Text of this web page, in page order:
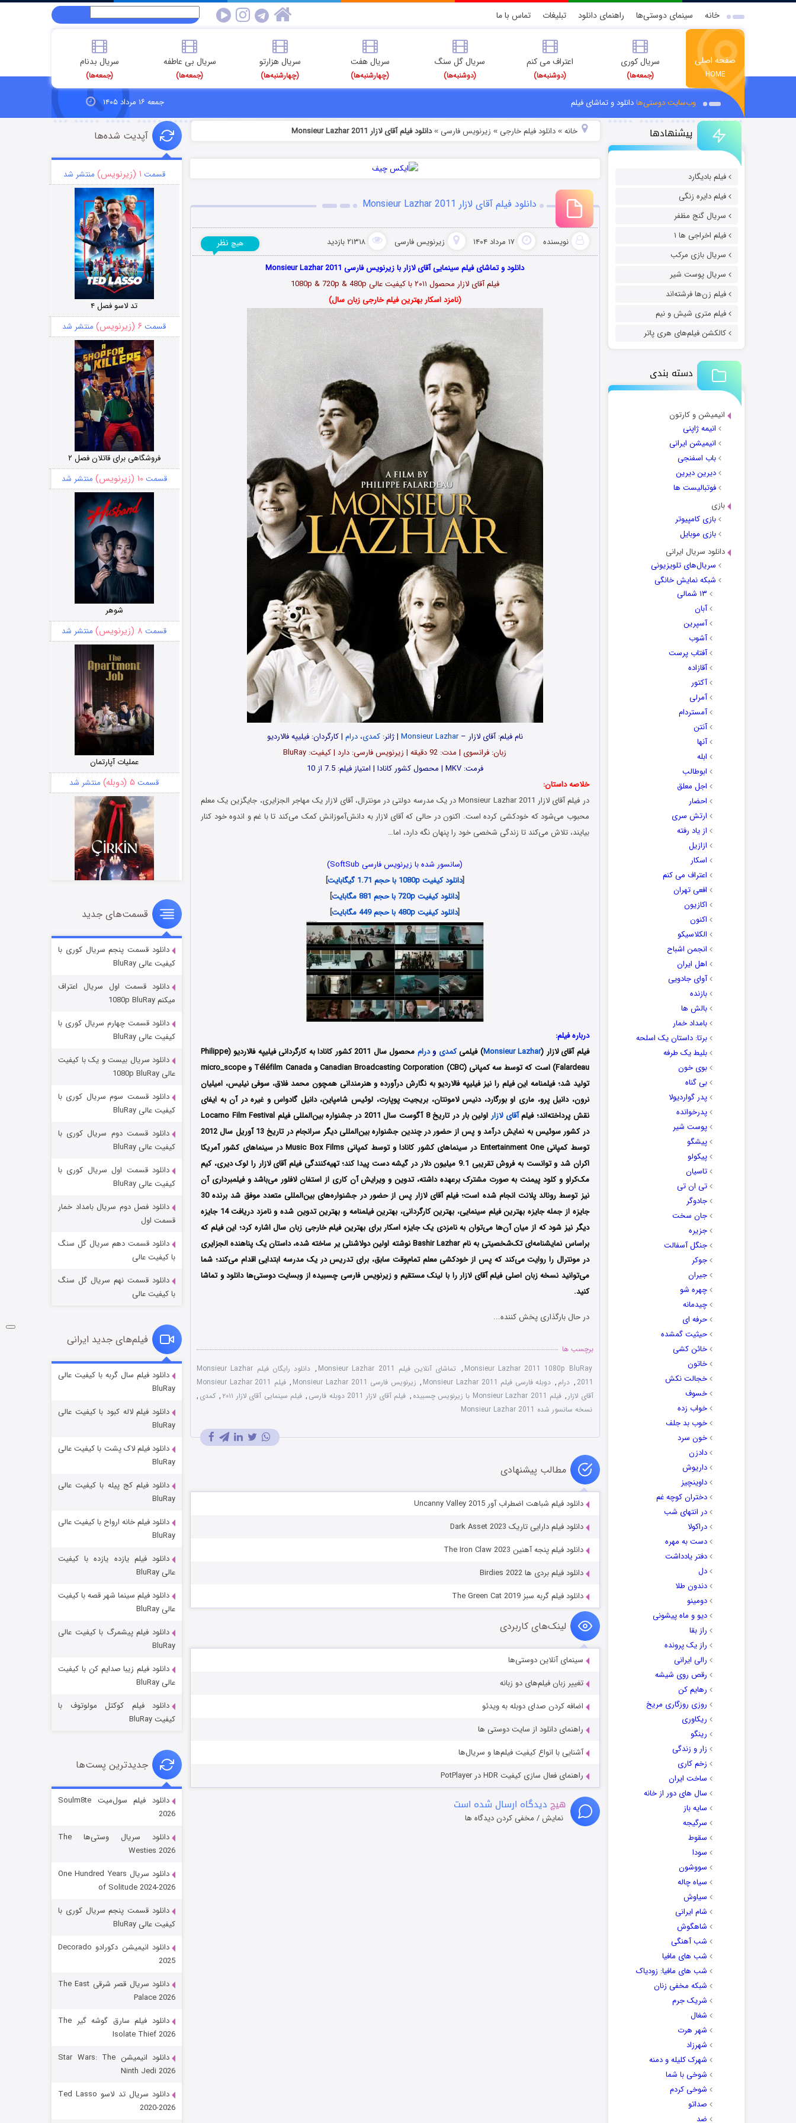
خانه سینمای دوستی‌ها راهنمای دانلود تبلیغات تماس با ما
صفحه اصلی
HOME
سریال کوری
(جمعه‌ها)
اعتراف می کنم
(دوشنبه‌ها)
سریال گل سنگ
(دوشنبه‌ها)
سریال هفت
(چهارشنبه‌ها)
سریال هزارتو
(چهارشنبه‌ها)
سریال بی عاطفه
(جمعه‌ها)
سریال بدنام
(جمعه‌ها)
وب‌سایت دوستی‌هادانلود و تماشای فیلم جمعه ۱۶ مرداد ۱۴۰۵
پیشنهادها
فیلم بادیگارد
فیلم دایره زنگی
سریال گنج مظفر
فیلم اخراجی ها ۱
سریال بازی مرکب
سریال پوست شیر
فیلم زن‌ها فرشته‌اند
فیلم متری شیش و نیم
کالکشن فیلم‌های هری پاتر
دسته بندی
انیمیشن و کارتون
انیمه ژاپنی
انیمیشن ایرانی
باب اسفنجی
دیرین دیرین
فوتبالیست ها
بازی
بازی کامپیوتر
بازی موبایل
دانلود سریال ایرانی
سریال‌های تلویزیونی
شبکه نمایش خانگی
۱۳ شمالی
آبان
آسپرین
آشوب
آفتاب پرست
آقازاده
آکتور
آمرلی
آمستردام
آنتن
آنها
ابله
ابوطالب
اجل معلق
احضار
ارتش سری
از یاد رفته
ازازیل
اسکار
اعتراف می کنم
افعی تهران
اکازیون
اکنون
الکلاسیکو
انجمن اشباح
اهل ایران
آوای جادویی
بازنده
بالش ها
بامداد خمار
برتا: داستان یک اسلحه
بلیط یک‌‌ طرفه
بوی خون
بی گناه
پدر گواردیولا
پدرخوانده
پوست شیر
پیشگو
پیکولو
تاسیان
تی ان تی
جادوگر
جان سخت
جزیره
جنگل آسفالت
جوکر
جیران
چهره شو
چیدمانه
حرفه ای
حیثیت گمشده
خائن کشی
خاتون
خجالت نکش
خسوف
خواب زده
خوب بد جلف
خون سرد
دادزن
داریوش
داوینچیز
دختران کوچه غم
در انتهای شب
دراکولا
دست به مهره
دفتر یادداشت
دل
دندون طلا
دومینو
دیو و ماه پیشونی
راز بقا
راز یک پرونده
رالی ایرانی
رقص روی شیشه
رهایم کن
روزی روزگاری مریخ
ریکاوری
رینگو
زار و زندگی
زخم کاری
ساخت ایران
سال های دور از خانه
سایه باز
سرگیجه
سقوط
سودا
سووشون
سیاه چاله
سیاوش
شام ایرانی
شاهگوش
شب آهنگی
شب های مافیا
شب های مافیا: زودیاک
شبکه مخفی زنان
شریک جرم
شغال
شهر هرت
شهرزاد
شهرک کلیله و دمنه
شوخی با شما
شوخی کردم
صداتو
ضد
خانه» دانلود فیلم خارجی » زیرنویس فارسی »دانلود فیلم آقای لازار Monsieur Lazhar 2011
دانلود فیلم آقای لازار Monsieur Lazhar 2011
نویسنده ۱۷ مرداد ۱۴۰۴ زیرنویس فارسی ۲۱۳۱۸ بازدید هیچ نظر
دانلود و تماشای فیلم سینمایی آقای لازار با زیرنویس فارسی Monsieur Lazhar 2011
فیلم آقای لازار محصول ۲۰۱۱ با کیفیت عالی 1080p & 720p & 480p
(نامزد اسکار بهترین فیلم خارجی زبان سال)
نام فیلم: آقای لازار –Monsieur Lazhar | ژانر:کمدی،درام | کارگردان: فیلیپه فالاردیو
زبان: فرانسوی | مدت‌: 92 دقیقه | زیرنویس فارسی: دارد | کیفیت: BluRay
فرمت: MKV | محصول کشور کانادا | امتیاز فیلم: 7.5 از 10
خلاصه داستان:
در فیلم آقای لازار Monsieur Lazhar 2011 در یک مدرسه دولتی در مونترال، آقای لازار یک مهاجر الجزایری، جایگزین یک معلم
محبوب می‌شود که خودکشی کرده است. اکنون در حالی که آقای لازار به دانش‌آموزانش کمک می‌کند تا با غم و اندوه خود کنار
بیایند، تلاش می‌کند تا زندگی شخصی خود را پنهان نگه دارد، اما…
(سانسور شده با زیرنویس فارسی SoftSub)
[دانلود کیفیت 1080p با حجم 1.71 گیگابایت
]
[دانلود کیفیت 720p با حجم 881 مگابایت
]
[دانلود کیفیت 480p با حجم 449 مگابایت ]
درباره فیلم:
فیلم آقای لازار (Monsieur Lazhar) فیلمیکمدی ودرام
محصول سال 2011 کشور کانادا به کارگردانی فیلیپه فالاردیو (Philippe
Falardeau) است که توسط سه کمپانی Canadian Broadcasting Corporation (CBC) و Téléfilm Canada و micro_scope
تولید شد؛ فیلمنامه این فیلم را نیز فیلیپه فالاردیو به نگارش درآورده و هنرمندانی همچون محمد فلاق، سوفی نیلیس، امیلیان
نرون، دانیل پرو، ماری او بورگارد، دنیس لامونتان، بریجیت پوپارت، لوئیس شامپاین، دانیل گادواس و غیره در آن به ایفای
نقش پرداخته‌اند؛ فیلمآقای لازار اولین
بار در تاریخ 8 آگوست سال 2011 در جشنواره بین‌المللی فیلم Locarno Film Festival
در کشور سوئیس به نمایش درآمد و پس از حضور در چندین جشنواره بین‎‌المللی دیگر سرانجام در تاریخ 13 آوریل سال 2012
توسط کمپانیEntertainment One در سینماهای کشور کانادا و توسط کمپانی
Music Box Films در سینماهای کشور آمریکا
اکران شد و توانست به فروش تقریبی 9.1 میلیون دلار در گیشه دست پیدا کند؛ تهیه‌کنندگی فیلم آقای لازار را
لوک دیری، کیم
مک‌کراو و کلود پیمنت به صورت مشترک برعهده داشته، تدوین و ویرایش آن کاری از استفان لافلور می‌باشد و فیلمبرداری آن
نیز توسط
رونالد پلانت انجام شده است؛ فیلم آقای لازار پس از حضور در جشنواره‌‌‌های بین‌المللی متعدد موفق شد برنده 30
جایزه از جمله جایزه بهترین فیلم سینمایی، بهترین کارگردانی، بهترین فیلمنامه و بهترین تدوین شده و نامزد دریافت 14 جایزه
دیگر نیز شود که از میان آن‌ها می‌توان به نامزدی یک جایزه اسکار برای بهترین فیلم خارجی زبان سال اشاره کرد؛ این فیلم که
براساس نمایشنامه‌ای تک‌شخصیتی به نام Bashir Lazhar نوشته‌ اولین دولاشنلی ‌‌یر ساخته شده، داستان یک پناهنده‌ الجزایری
در مونترال را روایت می‌کند که پس از خودکشی معلم تمام‌وقت سابق، برای تدریس در یک مدرسه‌ ابتدایی اقدام می‌کند؛شما
می‌توانید نسخه زبان اصلی فیلم آقای لازار را با ‌لینک مستقیم و زیرنویس فارسی چسبیده از وبسایت دوستی‌ها دانلود و تماشا
کنید.
در حال بارگذاری پخش کننده...
برچسب ها
Monsieur Lazhar 2011 1080p BluRay
, تماشای آنلاین فیلم Monsieur Lazhar 2011 ,
دانلود رایگان فیلم Monsieur Lazhar
2011
, درام , دوبله فارسی فیلم Monsieur Lazhar 2011 , زیرنویس فارسی Monsieur Lazhar 2011 ,
فیلم Monsieur Lazhar 2011
آقای لازار , فیلم Monsieur Lazhar 2011 با زیرنویس چسبیده , فیلم آقای لازار 2011 دوبله فارسی , فیلم سینمایی آقای لازار ۲۰۱۱ , کمدی ,
نسخه سانسور شده Monsieur Lazhar 2011
مطالب پیشنهادی
دانلود فیلم شباهت اضطراب آور Uncanny Valley 2015
دانلود فیلم دارایی تاریک Dark Asset 2023
دانلود فیلم پنجه آهنین The Iron Claw 2023
دانلود فیلم بردی ها Birdies 2022
دانلود فیلم گربه سبز The Green Cat 2019
لینک‌های کاربردی
سینمای آنلاین دوستی‌ها
تغییر زبان فیلم‌های دو زبانه
اضافه کردن صدای دوبله به ویدئو
راهنمای دانلود از سایت دوستی ها
آشنایی با انواع کیفیت فیلم‌ها و سریال‌ها
راهنمای فعال سازی کیفیت HDR در PotPlayer
هیچ دیدگاه ارسال شده است
نمایش / مخفی کردن دیدگاه ها
آپدیت شده‌ها
قسمت ۱ (زیرنویس) منتشر شد
تد لاسو فصل ۴
قسمت ۶ (زیرنویس) منتشر شد
فروشگاهی برای قاتلان فصل ۲
قسمت۱۰ (زیرنویس) منتشر شد
شوهر
قسمت ۸ (زیرنویس) منتشر شد
عملیات آپارتمان
قسمت ۵ (دوبله) منتشر شد
سریال زشت
قسمت۲ (زیرنویس) منتشر شد
مردگان متحرک: شهر مرده ۳
شکست استوارت در نجات جهان
قسمت ۷ (زیرنویس) منتشر شد
شوگر فصل ۲
قسمت
خاندان اژدها فصل ۳
جادوگری در مغولستان
قسمت۶ (زیرنویس)
رویایی برای تو
قسمت۱۵ (دوبله)
قسمت‌های جدید
دانلود قسمت پنجم سریال کوری با
کیفیت عالی BluRay
دانلود قسمت اول سریال اعتراف
میکنم 1080p BluRay
دانلود قسمت چهارم سریال کوری با
کیفیت عالی BluRay
دانلود سریال بیست و یک با کیفیت
عالی 1080p BluRay
دانلود قسمت سوم سریال کوری با
کیفیت عالی BluRay
دانلود قسمت دوم سریال کوری با
کیفیت عالی BluRay
دانلود قسمت اول سریال کوری با
کیفیت عالی BluRay
دانلود فصل دوم سریال بامداد خمار
قسمت اول
دانلود قسمت دهم سریال گل سنگ
با کیفیت عالی
دانلود قسمت نهم سریال گل سنگ
با کیفیت عالی
فیلم‌های جدید ایرانی
دانلود فیلم سال گربه با کیفیت عالی
BluRay
دانلود فیلم لاله کبود با کیفیت عالی
BluRay
دانلود فیلم لاک پشت با کیفیت عالی
BluRay
دانلود فیلم کج‌ پیله با کیفیت عالی
BluRay
دانلود فیلم خانه ارواح با کیفیت عالی
BluRay
دانلود فیلم یازده یازده با کیفیت
عالی BluRay
دانلود فیلم سینما شهر قصه با کیفیت
عالی BluRay
دانلود فیلم پیشمرگ با کیفیت عالی
BluRay
دانلود فیلم زیبا صدایم کن با کیفیت
عالی BluRay
دانلود فیلم کوکتل مولوتوف با
کیفیت BluRay
جدیدترین پست‌ها
دانلود فیلم سول‌میت Soulm8te
2026
دانلود سریال وستی‌ها The
Westies 2026
دانلود سریال One Hundred Years
of Solitude 2024-2026
دانلود قسمت پنجم سریال کوری با
کیفیت عالی BluRay
دانلود انیمیشن دکورادو Decorado
2025
دانلود سریال قصر شرقی The East
Palace 2026
دانلود فیلم سارق گوشه گیر The
Isolate Thief 2026
دانلود انیمیشن Star Wars: The
Ninth Jedi 2026
دانلود سریال تد لاسو Ted Lasso
2020-2026